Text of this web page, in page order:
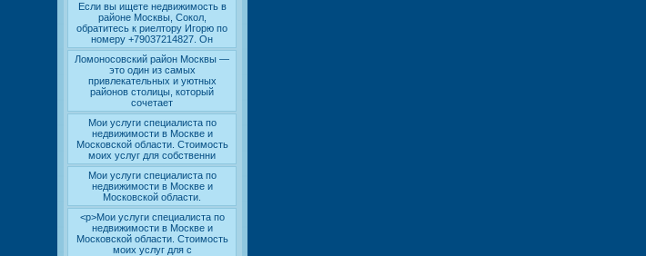
Если вы ищете недвижимость в
районе Москвы, Сокол,
обратитесь к риелтору Игорю по
номеру +79037214827. Он
Ломоносовский район Москвы —
это один из самых
привлекательных и уютных
районов столицы, который
сочетает
Мои услуги специалиста по
недвижимости в Москве и
Московской области. Стоимость
моих услуг для собственни
Мои услуги специалиста по
недвижимости в Москве и
Московской области.
<p>Мои услуги специалиста по
недвижимости в Москве и
Московской области. Стоимость
моих услуг для с